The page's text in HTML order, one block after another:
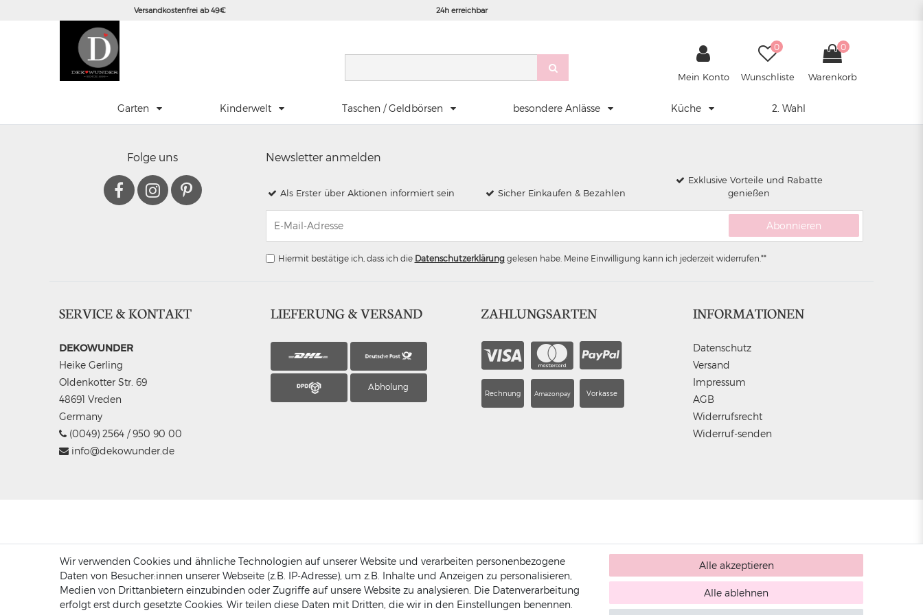
Versandkostenfrei ab 49€ 24h erreichbar
Mein Konto
0
Wunschliste
0
Warenkorb
Garten Kinderwelt Taschen / Geldbörsen besondere Anlässe Küche 2. Wahl
Folge uns Newsletter anmelden
Als Erster über Aktionen informiert sein Sicher Einkaufen & Bezahlen
Exklusive Vorteile und Rabatte
genießen
Abonnieren
Hiermit bestätige ich, dass ich die Daten­schutz­erklärunggelesen habe. Meine Einwilligung kann ich jederzeit widerrufen.**
SERVICE & KONTAKT
DEKOWUNDER
Heike Gerling
Oldenkotter Str. 69
48691 Vreden
Germany
(0049) 2564 / 950 90 00
info@dekowunder.de
LIEFERUNG & VERSAND
Abholung
ZAHLUNGSARTEN
Rechnung Amazonpay Vorkasse
INFORMATIONEN
Datenschutz
Versand
Impressum
AGB
Widerrufsrecht
Widerruf-senden
Wir verwenden Cookies und ähnliche Technologien auf unserer Website und verarbeiten personenbezogene
Daten von Besucher:innen unserer Webseite (z.B. IP-Adresse), um z.B. Inhalte und Anzeigen zu personalisieren,
Medien von Drittanbietern einzubinden oder Zugriffe auf unsere Website zu analysieren. Die Datenverarbeitung
erfolgt erst durch gesetzte Cookies. Wir teilen diese Daten mit Dritten, die wir in den Einstellungen benennen.
Alle akzeptieren
Alle ablehnen